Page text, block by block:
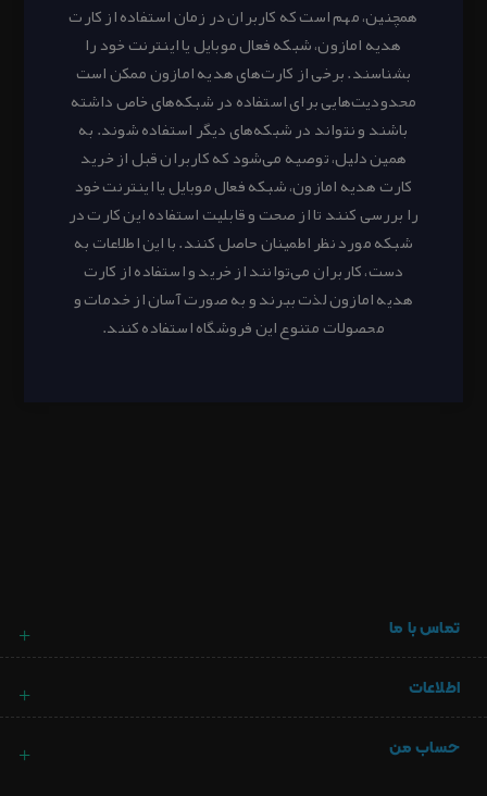
همچنین، مهم است که کاربران در زمان استفاده از کارت
هدیه امازون، شبکه فعال موبایل یا اینترنت خود را
بشناسند. برخی از کارت‌های هدیه امازون ممکن است
محدودیت‌هایی برای استفاده در شبکه‌های خاص داشته
باشند و نتواند در شبکه‌های دیگر استفاده شوند. به
همین دلیل، توصیه می‌شود که کاربران قبل از خرید
کارت هدیه امازون، شبکه فعال موبایل یا اینترنت خود
را بررسی کنند تا از صحت و قابلیت استفاده این کارت در
شبکه مورد نظر اطمینان حاصل کنند. با این اطلاعات به
دست، کاربران می‌توانند از خرید و استفاده از کارت
هدیه امازون لذت ببرند و به صورت آسان از خدمات و
محصولات متنوع این فروشگاه استفاده کنند.
تماس با ما
اطلاعات
حساب من